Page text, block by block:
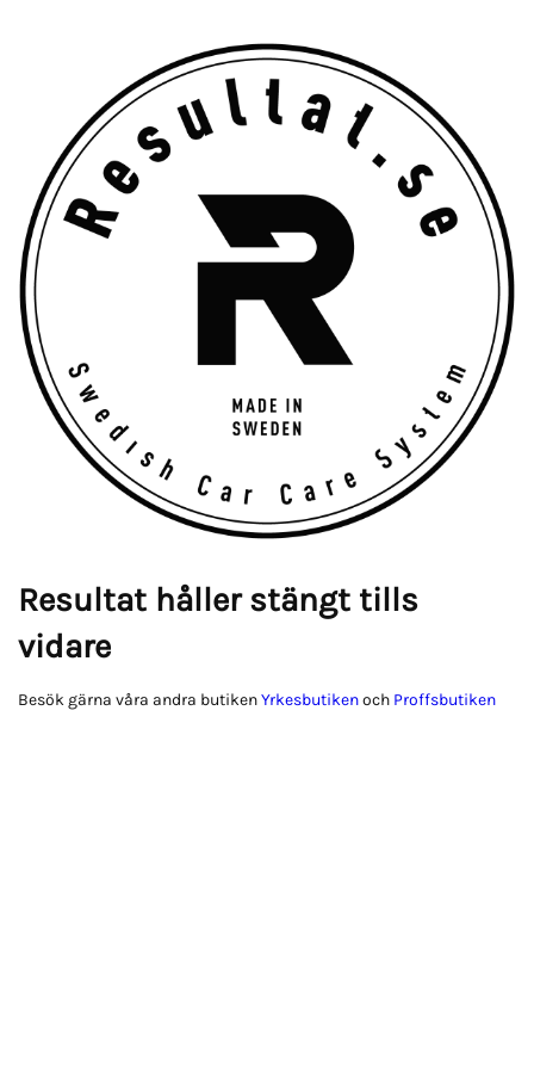
Resultat håller stängt tills
vidare
Besök gärna våra andra butikenYrkesbutikenoch Proffsbutiken